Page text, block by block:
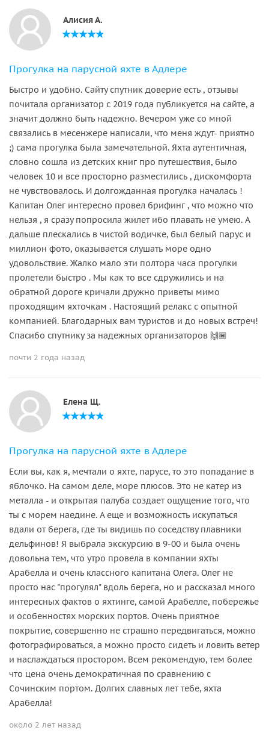
Алисия А.
Прогулка на парусной яхте в Адлере
Быстро и удобно. Сайту спутник доверие есть , отзывы
почитала организатор с 2019 года публикуется на сайте, а
значит должно быть надежно. Вечером уже со мной
связались в месенжере написали, что меня ждут- приятно
;) сама прогулка была замечательной. Яхта аутентичная,
словно сошла из детских книг про путешествия, было
человек 10 и все просторно разместились , дискомфорта
не чувствовалось. И долгожданная прогулка началась !
Капитан Олег интересно провел брифинг , что можно что
нельзя , я сразу попросила жилет ибо плавать не умею. А
дальше плескались в чистой водичке, был белый парус и
миллион фото, оказывается слушать море одно
удовольствие. Жалко мало эти полтора часа прогулки
пролетели быстро . Мы как то все сдружились и на
обратной дороге кричали дружно приветы мимо
проходящим яхточкам . Настоящий релакс с опытной
компанией. Благодарных вам туристов и до новых встреч!
Спасибо спутнику за надежных организаторов 🙌🏾
почти 2 года назад
Елена Щ.
Прогулка на парусной яхте в Адлере
Если вы, как я, мечтали о яхте, парусе, то это попадание в
яблочко. На самом деле, море плюсов. Это не катер из
металла - и открытая палуба создает ощущение того, что
ты с морем наедине. А еще и возможность искупаться
вдали от берега, где ты видишь по соседству плавники
дельфинов! Я выбрала экскурсию в 9-00 и была очень
довольна тем, что утро провела в компании яхты
Арабелла и очень классного капитана Олега. Олег не
просто нас "прогулял" вдоль берега, но и рассказал много
интересных фактов о яхтинге, самой Арабелле, побережье
и особенностях морских портов. Очень приятное
покрытие, совершенно не страшно передвигаться, можно
фотографироваться, а можно просто сидеть и ловить ветер
и наслаждаться простором. Всем рекомендую, тем более
что цена очень демократичная по сравнению с
Сочинским портом. Долгих славных лет тебе, яхта
Арабелла!
около 2 лет назад